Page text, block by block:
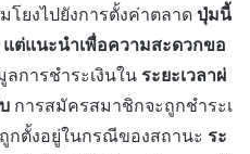
ยงไปยังการตั้งค่าตลาด ปุ่มนี้
แต่แนะนำเพื่อความสะดวกขอ
การชำระเงินใน ระยะเวลาผ่
การสมัครสมาชิกจะถูกชำระเ
ตั้งอยู่ในกรณีของสถานะ ระ